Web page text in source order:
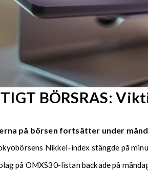
BÖRSRAS:
på börsen fortsätter under
Nikkei-index stängde på
på OMXS30-listan backade på